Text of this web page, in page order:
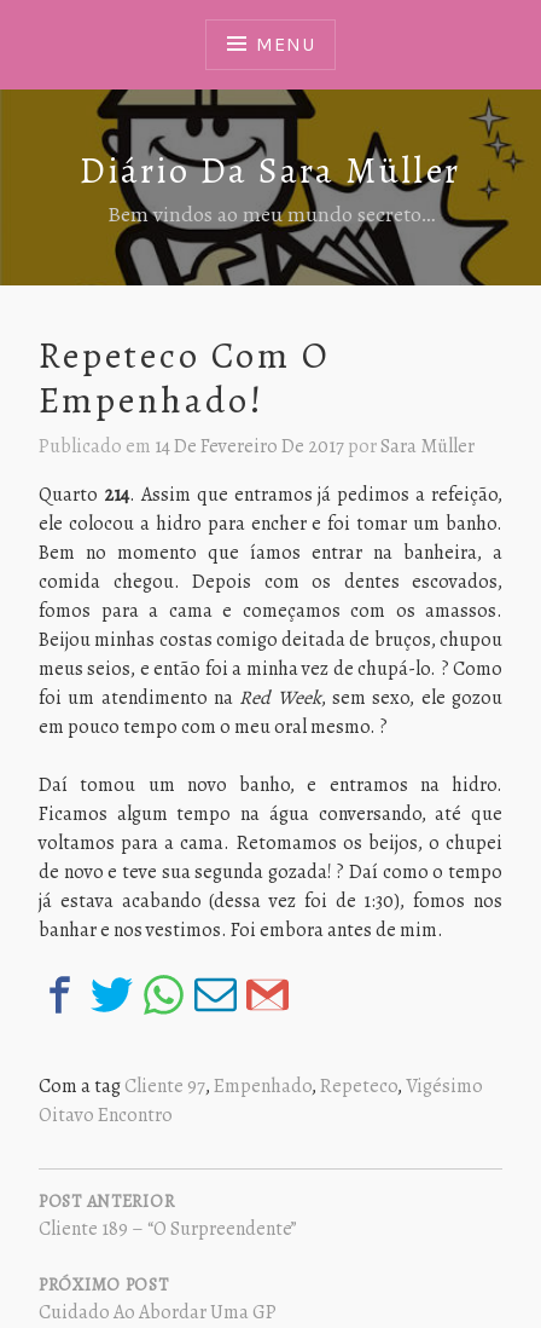
MENU
Diário Da Sara Müller
Bem vindos ao meu mundo secreto…
Repeteco Com O
Empenhado!
Publicado em 14 De Fevereiro De 2017porSara Müller
Quarto 214. Assim que entramos já pedimos a refeição,
ele colocou a hidro para encher e foi tomar um banho.
Bem no momento que íamos entrar na banheira, a
comida chegou. Depois com os dentes escovados,
fomos para a cama e começamos com os amassos.
Beijou minhas costas comigo deitada de bruços, chupou
meus seios, e então foi a minha vez de chupá-lo. ? Como
foi um atendimento na Red Week, sem sexo, ele gozou
em pouco tempo com o meu oral mesmo. ?
Daí tomou um novo banho, e entramos na hidro.
Ficamos algum tempo na água conversando, até que
voltamos para a cama. Retomamos os beijos, o chupei
de novo e teve sua segunda gozada! ? Daí como o tempo
já estava acabando (dessa vez foi de 1:30), fomos nos
banhar e nos vestimos. Foi embora antes de mim.
Com a tagCliente 97,Empenhado,Repeteco,Vigésimo
Oitavo Encontro
NAVEGAÇÃO
DE
POST
POST ANTERIOR
Cliente 189 – “O Surpreendente”
PRÓXIMO POST
Cuidado Ao Abordar Uma GP